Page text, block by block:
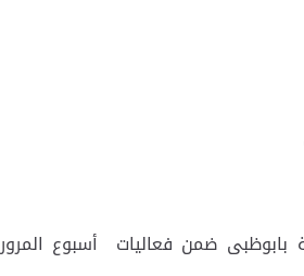
بابوظبى ضمن فعاليات أسبوع